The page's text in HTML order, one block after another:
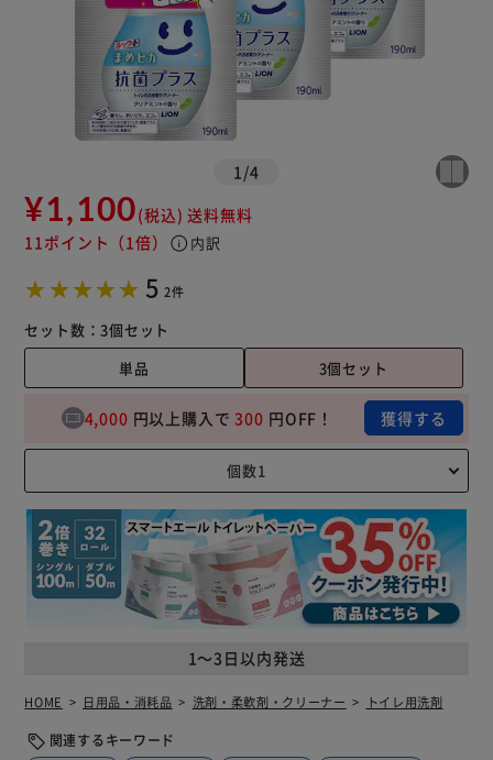
1 /4
¥1,100(税込) 送料無料
11ポイント （1倍） info 内訳
5 2件
セット数：3個セット
単品
3個セット
1～3日以内発送
4,000 円以上購入で 300 円OFF！ 獲得する
HOME 日用品・消耗品 洗剤・柔軟剤・クリーナー トイレ用洗剤
関連するキーワード